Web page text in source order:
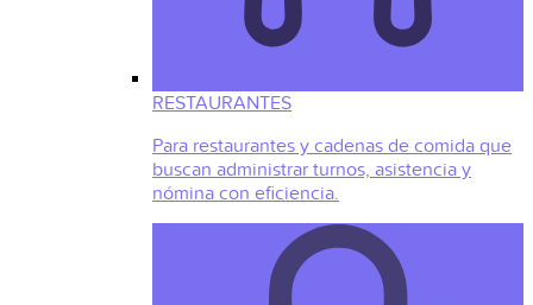
RESTAURANTES
Para restaurantes y cadenas de comida que
buscan administrar turnos, asistencia y
nómina con eficiencia.